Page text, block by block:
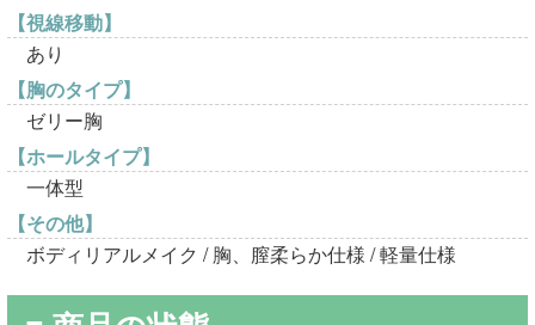
【視線移動】
あり
【胸のタイプ】
ゼリー胸
【ホールタイプ】
一体型
【その他】
ボディリアルメイク / 胸、膣柔らか仕様 / 軽量仕様